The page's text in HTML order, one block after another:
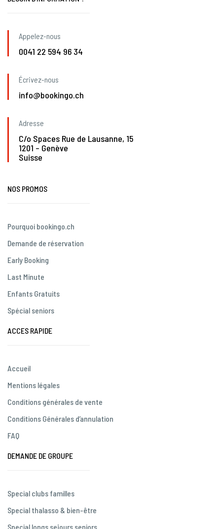
Appelez-nous
0041 22 594 96 34
Écrivez-nous
info@bookingo.ch
Adresse
C/o Spaces Rue de Lausanne, 15
1201 – Genève
Suisse
NOS PROMOS
Pourquoi bookingo.ch
Demande de réservation
Early Booking
Last Minute
Enfants Gratuits
Spécial seniors
ACCES RAPIDE
Accueil
Mentions légales
Conditions générales de vente
Conditions Générales d’annulation
FAQ
DEMANDE DE GROUPE
Special clubs familles
Special thalasso & bien-être
Special longs sejours seniors